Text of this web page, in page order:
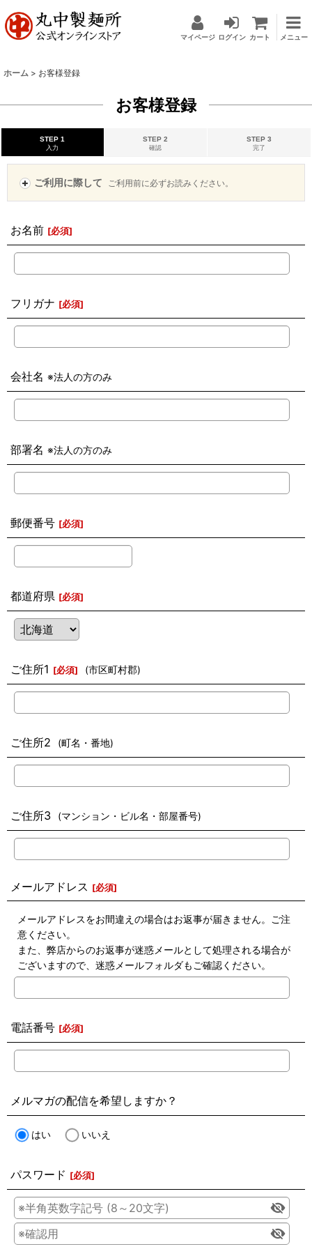
マイページ ログイン カート メニュー
ホーム > お客様登録
お客様登録
STEP 1
入力
STEP 2
確認
STEP 3
完了
ご利用に際して ご利用前に必ずお読みください。
お名前 [必須]
フリガナ [必須]
会社名 ※法人の方のみ
部署名 ※法人の方のみ
郵便番号 [必須]
都道府県 [必須]
ご住所1 [必須] (市区町村郡)
ご住所2 (町名・番地)
ご住所3 (マンション・ビル名・部屋番号)
メールアドレス [必須]
メールアドレスをお間違えの場合はお返事が届きません。ご注
意ください。
また、弊店からのお返事が迷惑メールとして処理される場合が
ございますので、迷惑メールフォルダもご確認ください。
電話番号 [必須]
メルマガの配信を希望しますか？
はい いいえ
パスワード [必須]